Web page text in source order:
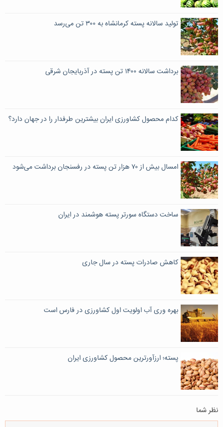
تولید سالانه پسته کرمانشاه به ۳۰۰ تن می‌رسد
برداشت سالانه ۱۴۰۰ تن پسته در آذربایجان شرقی
کدام محصول کشاورزی ایران بیشترین طرفدار را در جهان دارد؟
امسال بیش از ۷۰ هزار تن پسته در رفسنجان برداشت می‌شود
ساخت دستگاه سورتر پسته هوشمند در ایران
کاهش صادرات پسته در سال جاری
بهره وری آب اولویت اول کشاورزی در فارس است
پسته؛ ارزآورترین محصول کشاورزی ایران
نظر شما